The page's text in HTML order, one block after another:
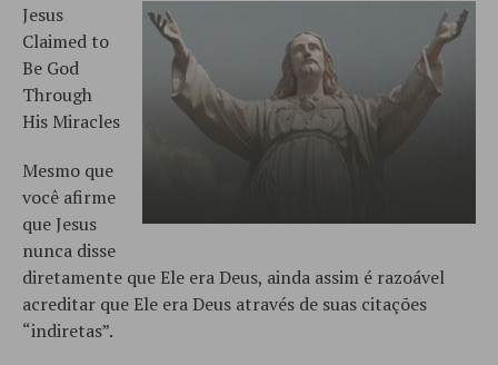
Jesus
Claimed to
Be God
Through
His Miracles
Mesmo que
você afirme
que Jesus
nunca disse
diretamente que Ele era Deus, ainda assim é razoável
acreditar que Ele era Deus através de suas citações
“indiretas”.